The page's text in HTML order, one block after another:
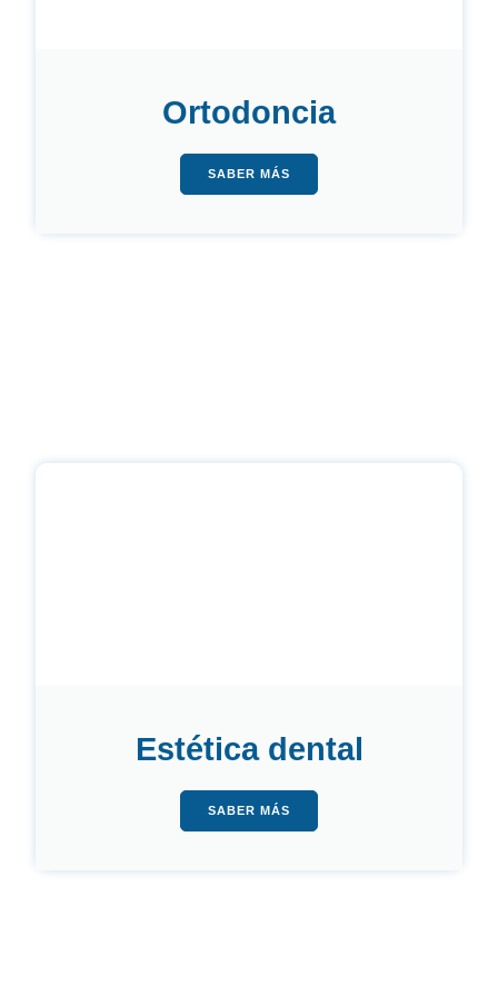
Ortodoncia
SABER MÁS
Estética dental
SABER MÁS